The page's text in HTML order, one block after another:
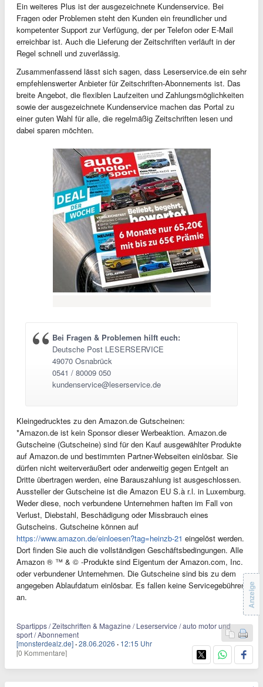
Ein weiteres Plus ist der ausgezeichnete Kundenservice. Bei
Fragen oder Problemen steht den Kunden ein freundlicher und
kompetenter Support zur Verfügung, der per Telefon oder E-Mail
erreichbar ist. Auch die Lieferung der Zeitschriften verläuft in der
Regel schnell und zuverlässig.
Zusammenfassend lässt sich sagen, dass Leserservice.de ein sehr
empfehlenswerter Anbieter für Zeitschriften-Abonnements ist. Das
breite Angebot, die flexiblen Laufzeiten und Zahlungsmöglichkeiten
sowie der ausgezeichnete Kundenservice machen das Portal zu
einer guten Wahl für alle, die regelmäßig Zeitschriften lesen und
dabei sparen möchten.
Bei Fragen & Problemen hilft euch:
Deutsche Post LESERSERVICE
49070 Osnabrück
0541 / 80009 050
kundenservice@leserservice.de
Kleingedrucktes zu den Amazon.de Gutscheinen:
*Amazon.de ist kein Sponsor dieser Werbeaktion. Amazon.de
Gutscheine (Gutscheine) sind für den Kauf ausgewählter Produkte
auf Amazon.de und bestimmten Partner-Webseiten einlösbar. Sie
dürfen nicht weiterveräußert oder anderweitig gegen Entgelt an
Dritte übertragen werden, eine Barauszahlung ist ausgeschlossen.
Aussteller der Gutscheine ist die Amazon EU S.à r.l. in Luxemburg.
Weder diese, noch verbundene Unternehmen haften im Fall von
Verlust, Diebstahl, Beschädigung oder Missbrauch eines
Gutscheins. Gutscheine können auf
https://www.amazon.de/einloesen?tag=heinzb-21 eingelöst werden.
Dort finden Sie auch die vollständigen Geschäftsbedingungen. Alle
Amazon ® ™ & © -Produkte sind Eigentum der Amazon.com, Inc.
oder verbundener Unternehmen. Die Gutscheine sind bis zu dem
angegeben Ablaufdatum einlösbar. Es fallen keine Servicegebühren
an.
Spartipps / Zeitschriften & Magazine / Leserservice / auto motor und
sport / Abonnement
[monsterdealz.de] ·28.06.2026 · 12:15 Uhr
[0 Kommentare]
Anzeige